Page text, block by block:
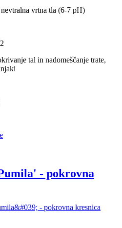
vrtna tla (6-7 pH)
tal in nadomeščanje trate,
- pokrovna